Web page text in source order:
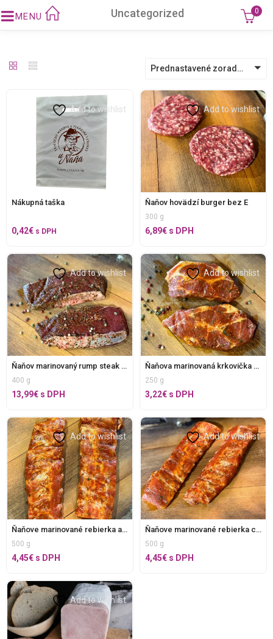
Uncategorized 0
Prednastavené zoradenie
Add to wishlist
Nákupná taška
0,42€ s DPH
Add to wishlist
Ňaňov hovädzí burger bez E
300 g
6,89€ s DPH
Add to wishlist
Ňaňov marinovaný rump steak bez E, šarža: L
400 g
13,99€ s DPH
Add to wishlist
Ňaňova marinovaná krkovička argentína bez E,
250 g
3,22€ s DPH
Add to wishlist
Ňaňove marinované rebierka argentína bez E
500 g
4,45€ s DPH
Add to wishlist
Ňaňove marinované rebierka chilli bez E
500 g
4,45€ s DPH
Add to wishlist